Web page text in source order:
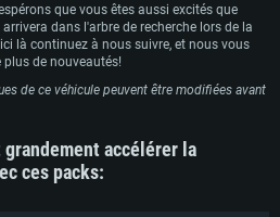
que vous êtes aussi excités que
dans l'arbre de recherche lors de la
là continuez à nous suivre, et nous vous
de nouveautés!
de ce véhicule peuvent être modifiées avant
accélérer la
ces packs: